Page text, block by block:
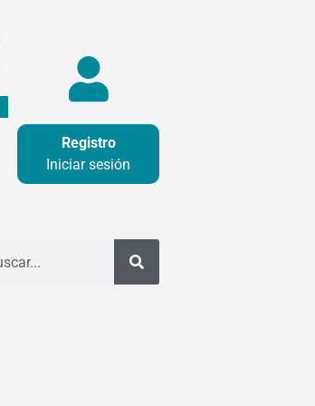
Registro
Iniciar sesión